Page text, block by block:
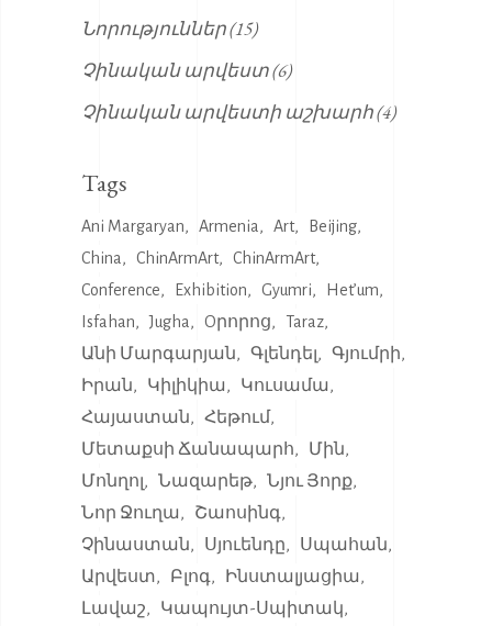
Նորություններ(15)
Չինական արվեստ(6)
Չինական արվեստի աշխարհ(4)
Tags
Ani Margaryan Armenia Art
Beijing
China
ChinArmArt
ChinArmArt
Conference
Exhibition Gyumri
Het’um
Isfahan
Jugha Oրորոց
Taraz
Անի Մարգարյան
Գլենդել
Գյումրի
Իրան
Կիլիկիա
Կուսամա
Հայաստան
Հեթում
Մետաքսի Ճանապարհ
Մին
Մոնղոլ
Նազարեթ
Նյու Յորք
Նոր Ջուղա
Շաոսինգ
Չինաստան
Սյուենդը
Սպահան
Արվեստ
Բլոգ
Ինստալյացիա
Լավաշ
Կապույտ-Սպիտակ